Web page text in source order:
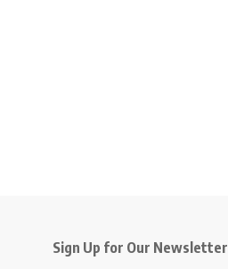
Sign Up for Our Newsletter